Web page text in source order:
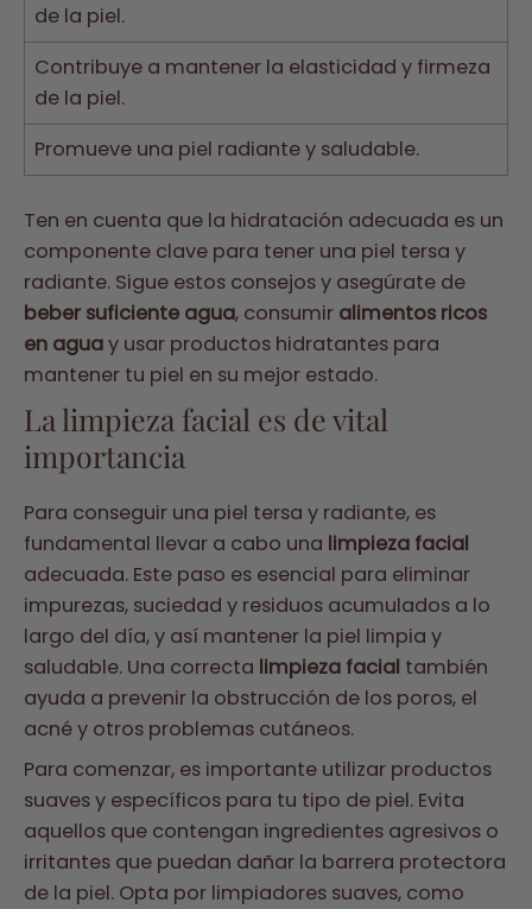
de la piel.
Contribuye a mantener la elasticidad y firmeza
de la piel.
Promueve una piel radiante y saludable.
Ten en cuenta que la hidratación adecuada es un
componente clave para tener una piel tersa y
radiante. Sigue estos consejos y asegúrate de
beber suficiente agua, consumir alimentos ricos
en aguay usar productos hidratantes para
mantener tu piel en su mejor estado.
La limpieza facial es de vital
importancia
Para conseguir una piel tersa y radiante, es
fundamental llevar a cabo una limpieza facial
adecuada. Este paso es esencial para eliminar
impurezas, suciedad y residuos acumulados a lo
largo del día, y así mantener la piel limpia y
saludable. Una correcta limpieza facial también
ayuda a prevenir la obstrucción de los poros, el
acné y otros problemas cutáneos.
Para comenzar, es importante utilizar productos
suaves y específicos para tu tipo de piel. Evita
aquellos que contengan ingredientes agresivos o
irritantes que puedan dañar la barrera protectora
de la piel. Opta por limpiadores suaves, como